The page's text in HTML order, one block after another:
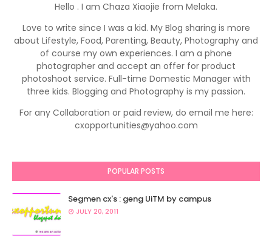
Hello . I am Chaza Xiaojie from Melaka.
Love to write since I was a kid. My Blog sharing is more
about Lifestyle, Food, Parenting, Beauty, Photography and
of course my own experiences. I am a phone
photographer and accept an offer for product
photoshoot service. Full-time Domestic Manager with
three kids. Blogging and Photography is my passion.
For any Collaboration or paid review, do email me here:
cxopportunities@yahoo.com
POPULAR POSTS
Segmen cx's : geng UiTM by campus
JULY 20, 2011